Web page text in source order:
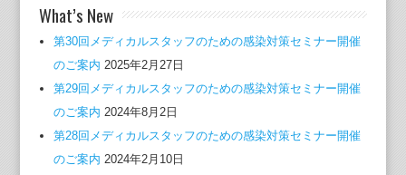
What’s New
第30回メディカルスタッフのための感染対策セミナー開催
のご案内 2025年2月27日
第29回メディカルスタッフのための感染対策セミナー開催
のご案内 2024年8月2日
第28回メディカルスタッフのための感染対策セミナー開催
のご案内 2024年2月10日